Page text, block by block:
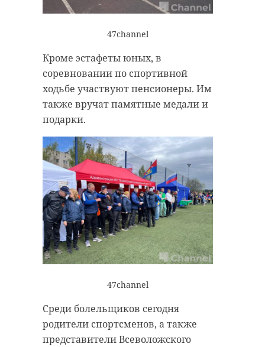
47channel
Кроме эстафеты юных, в
соревновании по спортивной
ходьбе участвуют пенсионеры. Им
также вручат памятные медали и
подарки.
47channel
Среди болельщиков сегодня
родители спортсменов, а также
представители Всеволожского